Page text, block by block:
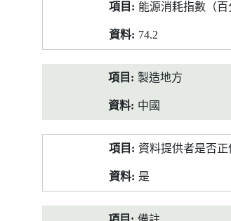
能源消耗指數（百
74.2
製造地方
中國
資料提供者是否正
是